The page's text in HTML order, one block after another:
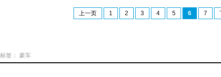
上一页 1 2 3 4 5 6 7
标签： 豪车